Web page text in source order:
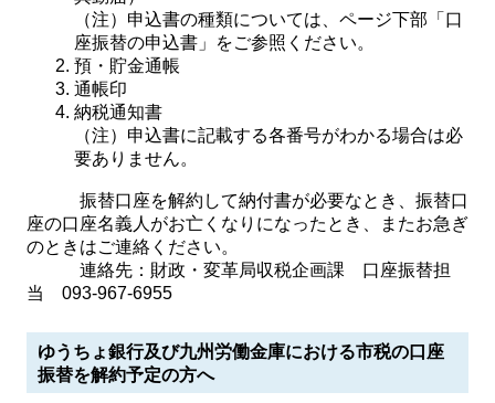
（注）申込書の種類については、ページ下部「口
座振替の申込書」をご参照ください。
預・貯金通帳
通帳印
納税通知書
（注）申込書に記載する各番号がわかる場合は必
要ありません。
振替口座を解約して納付書が必要なとき、振替口
座の口座名義人がお亡くなりになったとき、またお急ぎ
のときはご連絡ください。
連絡先：財政・変革局収税企画課 口座振替担
当 093-967-6955
ゆうちょ銀行及び九州労働金庫における市税の口座
振替を解約予定の方へ